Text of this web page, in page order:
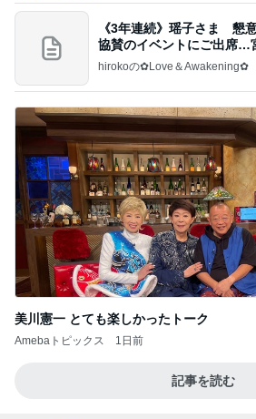
《3年連続》瑶子さま 懇
協賛のイベントにご出席…
すぎ
hirokoの✿Love＆Awakening✿
美川憲一 とても楽しかったトーク
Amebaトピックス 1日前
記事を読む